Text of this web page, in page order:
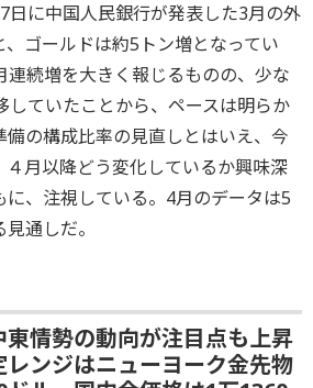
日に中国人民銀行が発表した3月の外
ゴールドは約5トン増となってい
連続増を大きく報じるものの、少な
していたことから、ペースは明らか
備の構成比率の見直しとはいえ、今
月以降どう変化しているか興味深
に、注視している。4月のデータは5
通しだ。
情勢の動向が注目点も上昇
ンジはニューヨーク金先物